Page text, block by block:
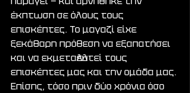
έκπτωση σε όλους τους
επισκέπτες. Το μαγαζί είχε
ξεκάθαρη πρόθεση να εξαπατήσει
και να εκμεταλλευτεί τους
επισκέπτες μας και την ομάδα μας.
Επίσης, τόσο πριν δύο χρόνια όσο